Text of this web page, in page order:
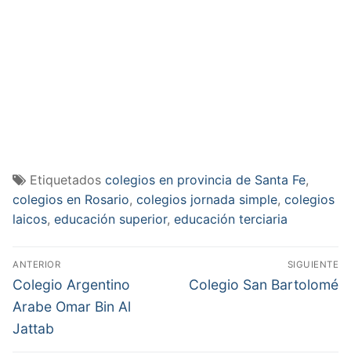
Etiquetados colegios en provincia de Santa Fe,
colegios en Rosario, colegios jornada simple, colegios
laicos, educación superior, educación terciaria
Navegación
de
entradas
ANTERIOR
Entrada
anterior:
Colegio Argentino
Arabe Omar Bin Al
Jattab
SIGUIENTE
Entrada
Colegio San Bartolomé